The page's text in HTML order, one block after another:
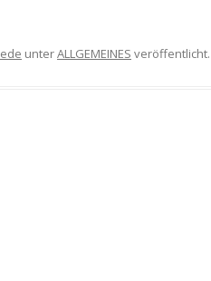
ede unterALLGEMEINES veröffentlicht.